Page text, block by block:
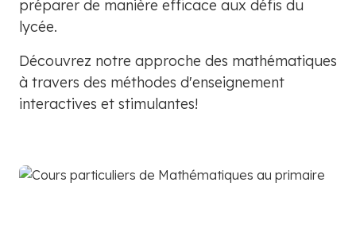
préparer de manière efficace aux défis du
lycée.
Découvrez notre approche des mathématiques
à travers des méthodes d'enseignement
interactives et stimulantes!